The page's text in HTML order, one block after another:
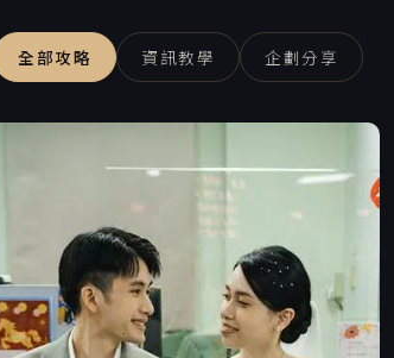
全部攻略 資訊教學 企劃分享